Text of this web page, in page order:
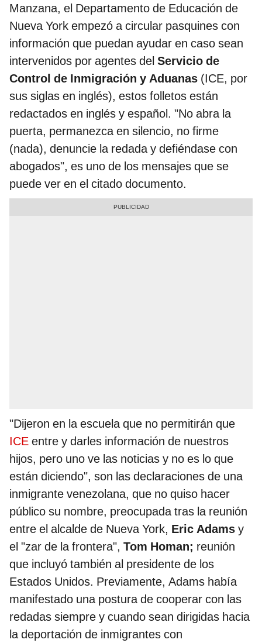
Manzana, el Departamento de Educación de
Nueva York empezó a circular pasquines con
información que puedan ayudar en caso sean
intervenidos por agentes del Servicio de
Control de Inmigración y Aduanas (ICE, por
sus siglas en inglés), estos folletos están
redactados en inglés y español. "No abra la
puerta, permanezca en silencio, no firme
(nada), denuncie la redada y defiéndase con
abogados", es uno de los mensajes que se
puede ver en el citado documento.
"Dijeron en la escuela que no permitirán que
ICE entre y darles información de nuestros
hijos, pero uno ve las noticias y no es lo que
están diciendo", son las declaraciones de una
inmigrante venezolana, que no quiso hacer
público su nombre, preocupada tras la reunión
entre el alcalde de Nueva York, Eric Adams y
el "zar de la frontera", Tom Homan; reunión
que incluyó también al presidente de los
Estados Unidos. Previamente, Adams había
manifestado una postura de cooperar con las
redadas siempre y cuando sean dirigidas hacia
la deportación de inmigrantes con